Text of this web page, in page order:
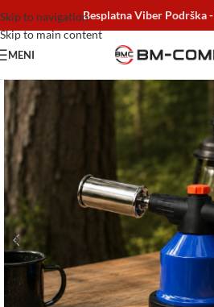
Skip to navigation
Skip to main content
Besplatna Viber Podrška -
MENI